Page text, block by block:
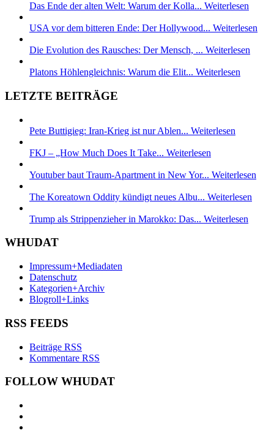
Das Ende der alten Welt: Warum der Kolla... Weiterlesen
USA vor dem bitteren Ende: Der Hollywood... Weiterlesen
Die Evolution des Rausches: Der Mensch, ... Weiterlesen
Platons Höhlengleichnis: Warum die Elit... Weiterlesen
LETZTE BEITRÄGE
Pete Buttigieg: Iran-Krieg ist nur Ablen... Weiterlesen
FKJ – „How Much Does It Take... Weiterlesen
Youtuber baut Traum-Apartment in New Yor... Weiterlesen
The Koreatown Oddity kündigt neues Albu... Weiterlesen
Trump als Strippenzieher in Marokko: Das... Weiterlesen
WHUDAT
Impressum+Mediadaten
Datenschutz
Kategorien+Archiv
Blogroll+Links
RSS FEEDS
Beiträge RSS
Kommentare RSS
FOLLOW WHUDAT